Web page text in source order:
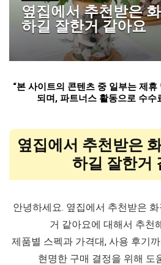
옆집에서 추천받은
하길 잘한거 같아요
“본 사이트의 콘텐츠 중 일부는 제
되며, 파트너스 활동으로 수수
옆집에서 추천받은
하길 잘한거
안녕하세요. 옆집에서 추천받은
거 같아요에 대해서 추천
제품별 스펙과 가격대, 사용 후기
현명한 구매 결정을 위해 도